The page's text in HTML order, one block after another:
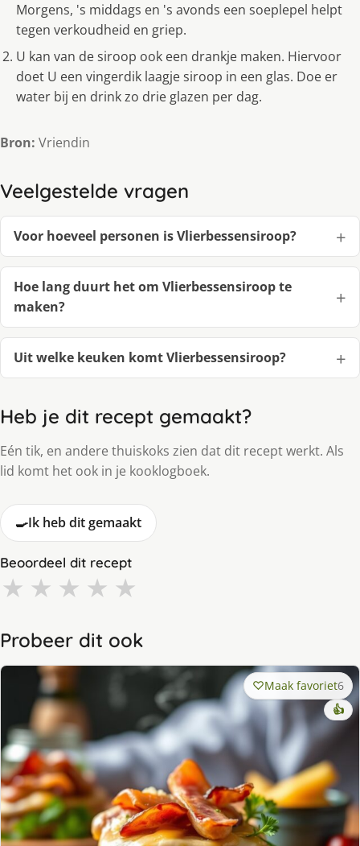
Morgens, 's middags en 's avonds een soeplepel helpt
tegen verkoudheid en griep.
U kan van de siroop ook een drankje maken. Hiervoor
doet U een vingerdik laagje siroop in een glas. Doe er
water bij en drink zo drie glazen per dag.
Bron: Vriendin
Veelgestelde vragen
Voor hoeveel personen is Vlierbessensiroop?
Hoe lang duurt het om Vlierbessensiroop te
maken?
Uit welke keuken komt Vlierbessensiroop?
Heb je dit recept gemaakt?
Eén tik, en andere thuiskoks zien dat dit recept werkt. Als
lid komt het ook in je kooklogboek.
🍳Ik heb dit gemaakt
Beoordeel dit recept
★ ★ ★ ★ ★
Probeer dit ook
Maak favoriet6
👍